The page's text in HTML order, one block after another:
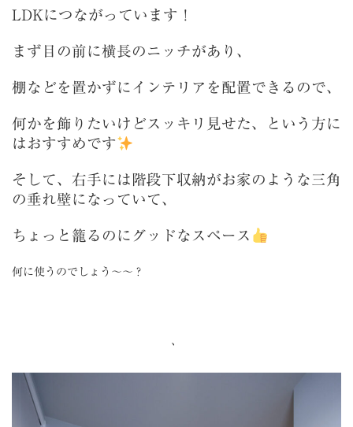
LDKにつながっています！
まず目の前に横長のニッチがあり、
棚などを置かずにインテリアを配置できるので、
何かを飾りたいけどスッキリ見せた、という方に
はおすすめです
そして、右手には階段下収納がお家のような三角
の垂れ壁になっていて、
ちょっと籠るのにグッドなスペース
何に使うのでしょう～～？
、